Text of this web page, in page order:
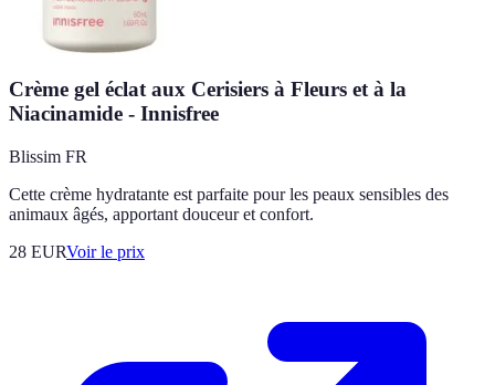
Crème gel éclat aux Cerisiers à Fleurs et à la
Niacinamide - Innisfree
Blissim FR
Cette crème hydratante est parfaite pour les peaux sensibles des
animaux âgés, apportant douceur et confort.
28 EURVoir le prix